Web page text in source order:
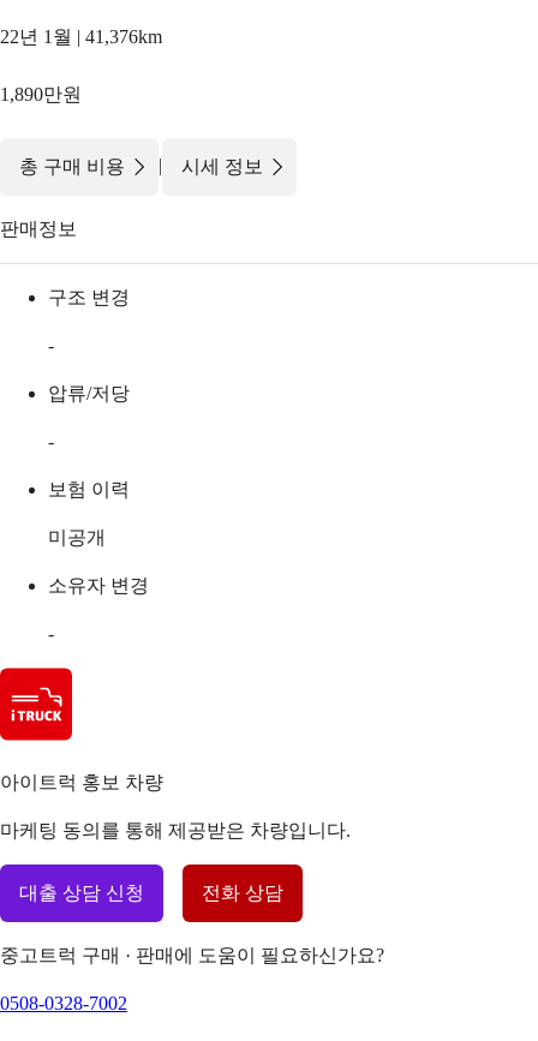
22년 1월 | 41,376km
1,890만원
총 구매 비용 | 시세 정보
판매정보
구조 변경
-
압류/저당
-
보험 이력
미공개
소유자 변경
-
아이트럭 홍보 차량
마케팅 동의를 통해 제공받은 차량입니다.
대출 상담 신청 전화 상담
중고트럭 구매 · 판매에 도움이 필요하신가요?
0508-0328-7002